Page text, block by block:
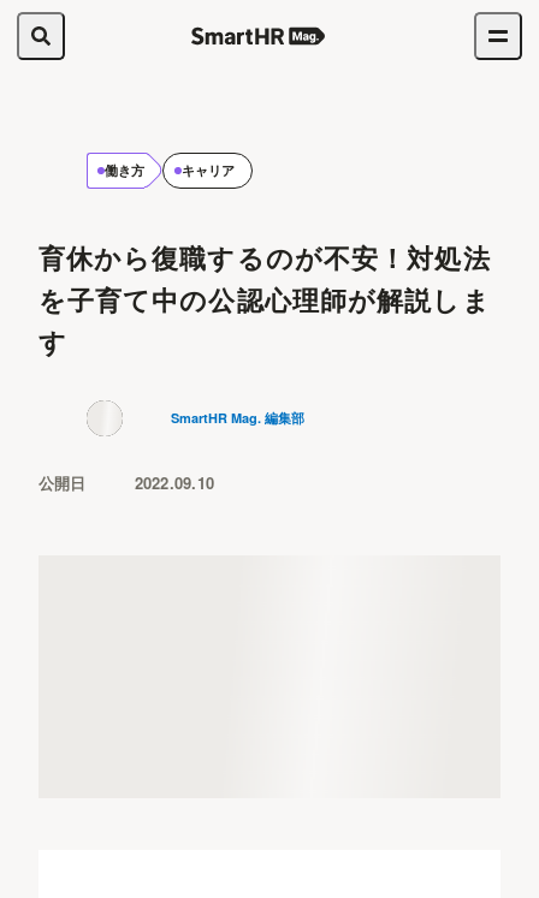
働き方 キャリア
育休から復職するのが不安！対処法
を子育て中の公認心理師が解説しま
す
SmartHR Mag. 編集部
公開日 2022.09.10